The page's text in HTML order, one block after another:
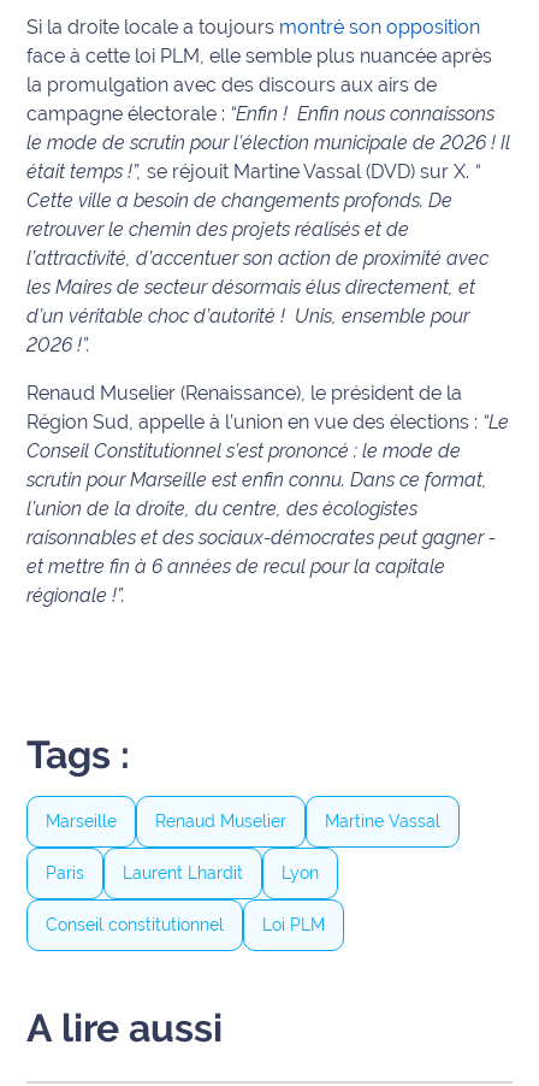
International
Défense
Municipales
2026
Contenus
Partenaires
L'invité(e)
de la
Coup de
coeur
Maritima
Fil
Maritima
mon
club
Les
Coachs
Maritima
Bon
Nous
Si la droite locale a toujours montré son opposition
face à cette loi PLM, elle semble plus nuancée après
la promulgation avec des discours aux airs de
campagne électorale : “Enfin ! Enfin nous connaissons
le mode de scrutin pour l’élection municipale de 2026 ! Il
était temps !”, se réjouit Martine Vassal (DVD) sur X. “
Cette ville a besoin de changements profonds. De
retrouver le chemin des projets réalisés et de
l’attractivité, d’accentuer son action de proximité avec
les Maires de secteur désormais élus directement, et
d’un véritable choc d’autorité ! Unis, ensemble pour
2026 !”.
Renaud Muselier (Renaissance), le président de la
Région Sud, appelle à l’union en vue des élections : “Le
Conseil Constitutionnel s’est prononcé : le mode de
scrutin pour Marseille est enfin connu. Dans ce format,
l’union de la droite, du centre, des écologistes
raisonnables et des sociaux-démocrates peut gagner -
et mettre fin à 6 années de recul pour la capitale
régionale !”.
Tags :
Marseille Renaud Muselier Martine Vassal
Paris Laurent Lhardit Lyon
Conseil constitutionnel Loi PLM
A lire aussi